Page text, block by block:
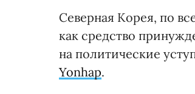
Северная Корея, по
как средство
на политические
Yonhap.